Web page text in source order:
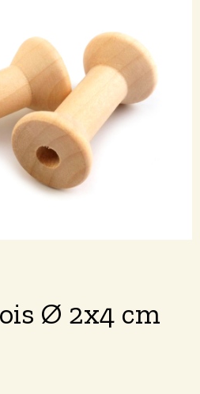
Ø 2x4 cm